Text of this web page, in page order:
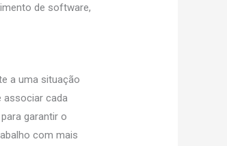
de software,
a uma situação
associar cada
garantir o
com mais